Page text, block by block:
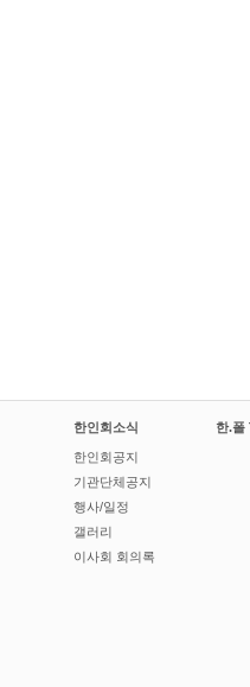
한인회소식
한인회공지
기관단체공지
행사/일정
갤러리
이사회 회의록
한.폴